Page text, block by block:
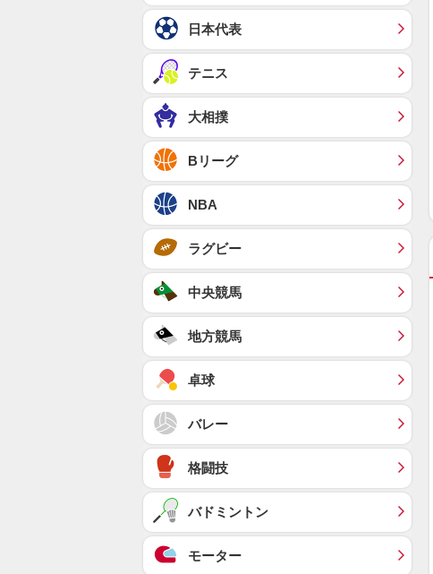
日本代表
テニス
大相撲
Bリーグ
NBA
ラグビー
中央競馬
地方競馬
卓球
バレー
格闘技
バドミントン
モーター